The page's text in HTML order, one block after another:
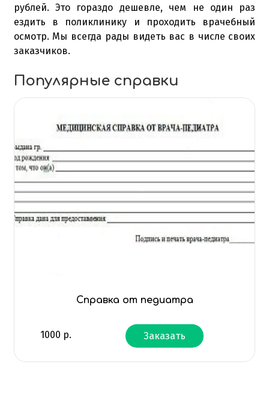
рублей. Это гораздо дешевле, чем не один раз
ездить в поликлинику и проходить врачебный
осмотр. Мы всегда рады видеть вас в числе своих
заказчиков.
Популярные справки
Справка от педиатра
1000 р. Заказать